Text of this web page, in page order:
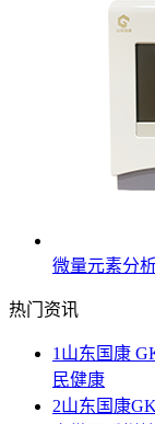
微量元素分
热门资讯
1 山东国康
民健康
2山东国康